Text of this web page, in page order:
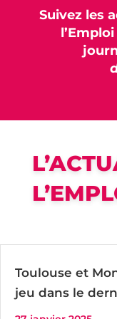
Suivez les
Toulouse et
jeu dans le